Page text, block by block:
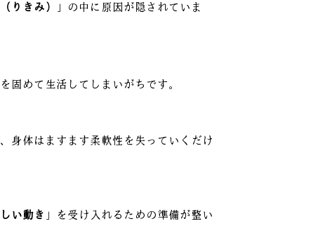
りきみ） 」の中に原因が隠されていま
固めて生活してしまいがちです。
身体はますます柔軟性を失っていくだけ
い動き 」を受け入れるための準備が整い